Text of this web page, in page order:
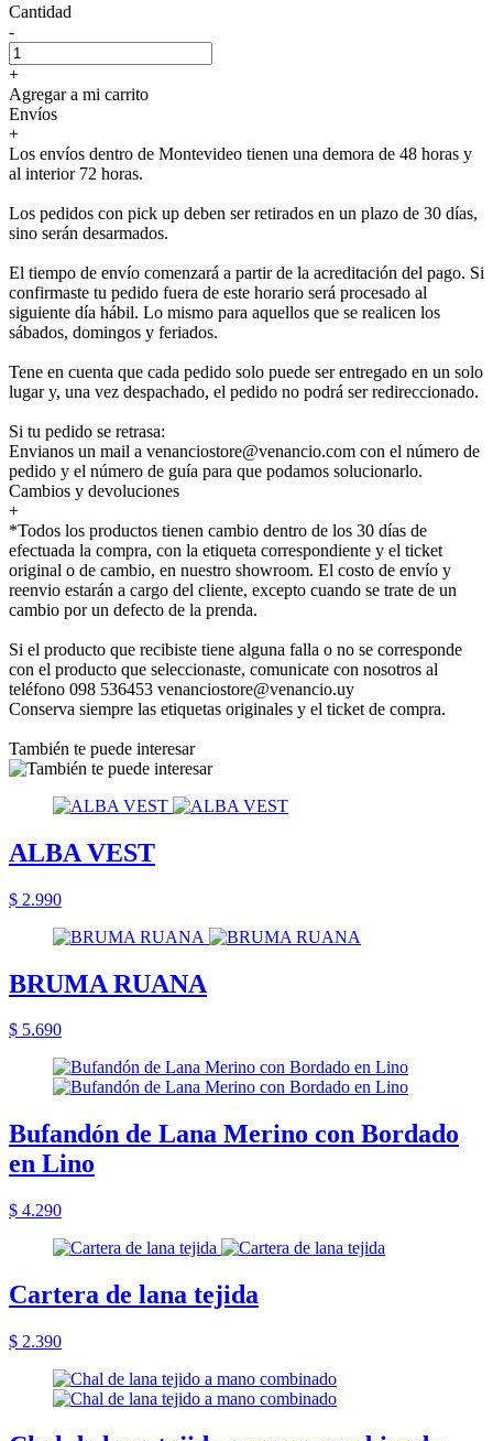
Cantidad
-
+
Agregar a mi carrito
Envíos
+
Los envíos dentro de Montevideo tienen una demora de 48 horas y
al interior 72 horas.
Los pedidos con pick up deben ser retirados en un plazo de 30 días,
sino serán desarmados.
El tiempo de envío comenzará a partir de la acreditación del pago. Si
confirmaste tu pedido fuera de este horario será procesado al
siguiente día hábil. Lo mismo para aquellos que se realicen los
sábados, domingos y feriados.
Tene en cuenta que cada pedido solo puede ser entregado en un solo
lugar y, una vez despachado, el pedido no podrá ser redireccionado.
Si tu pedido se retrasa:
Envianos un mail a venanciostore@venancio.com con el número de
pedido y el número de guía para que podamos solucionarlo.
Cambios y devoluciones
+
*Todos los productos tienen cambio dentro de los 30 días de
efectuada la compra, con la etiqueta correspondiente y el ticket
original o de cambio, en nuestro showroom. El costo de envío y
reenvio estarán a cargo del cliente, excepto cuando se trate de un
cambio por un defecto de la prenda.
Si el producto que recibiste tiene alguna falla o no se corresponde
con el producto que seleccionaste, comunicate con nosotros al
teléfono 098 536453 venanciostore@venancio.uy
Conserva siempre las etiquetas originales y el ticket de compra.
También te puede interesar
ALBA VEST
$ 2.990
BRUMA RUANA
$ 5.690
Bufandón de Lana Merino con Bordado
en Lino
$ 4.290
Cartera de lana tejida
$ 2.390